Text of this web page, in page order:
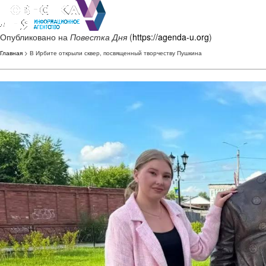
Опубликовано на Повестка Дня (https://agenda-u.org)
Главная > В Ирбите открыли сквер, посвященный творчеству Пушкина